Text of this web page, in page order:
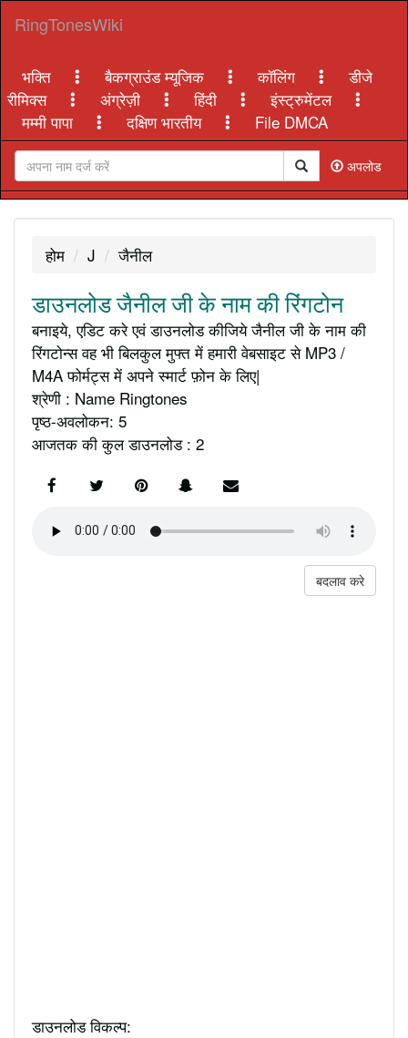
RingTonesWiki
भक्ति बैकग्राउंड म्यूजिक कॉलिंग
डीजे
रीमिक्स
अंग्रेज़ी हिंदी
इंस्ट्रुमेंटल
मम्मी पापा
दक्षिण भारतीय File DMCA
अपलोड
होम J जैनील
डाउनलोड जैनील जी के नाम की रिंगटोन
बनाइये, एडिट करे एवं डाउनलोड कीजिये जैनील जी के नाम की
रिंगटोन्स वह भी बिलकुल मुफ्त में हमारी वेबसाइट से MP3 /
M4A फोर्मट्स में अपने स्मार्ट फ़ोन के लिए|
श्रेणी : Name Ringtones
पृष्ठ-अवलोकन: 5
आजतक की कुल डाउनलोड : 2
बदलाव करे
डाउनलोड विकल्प: